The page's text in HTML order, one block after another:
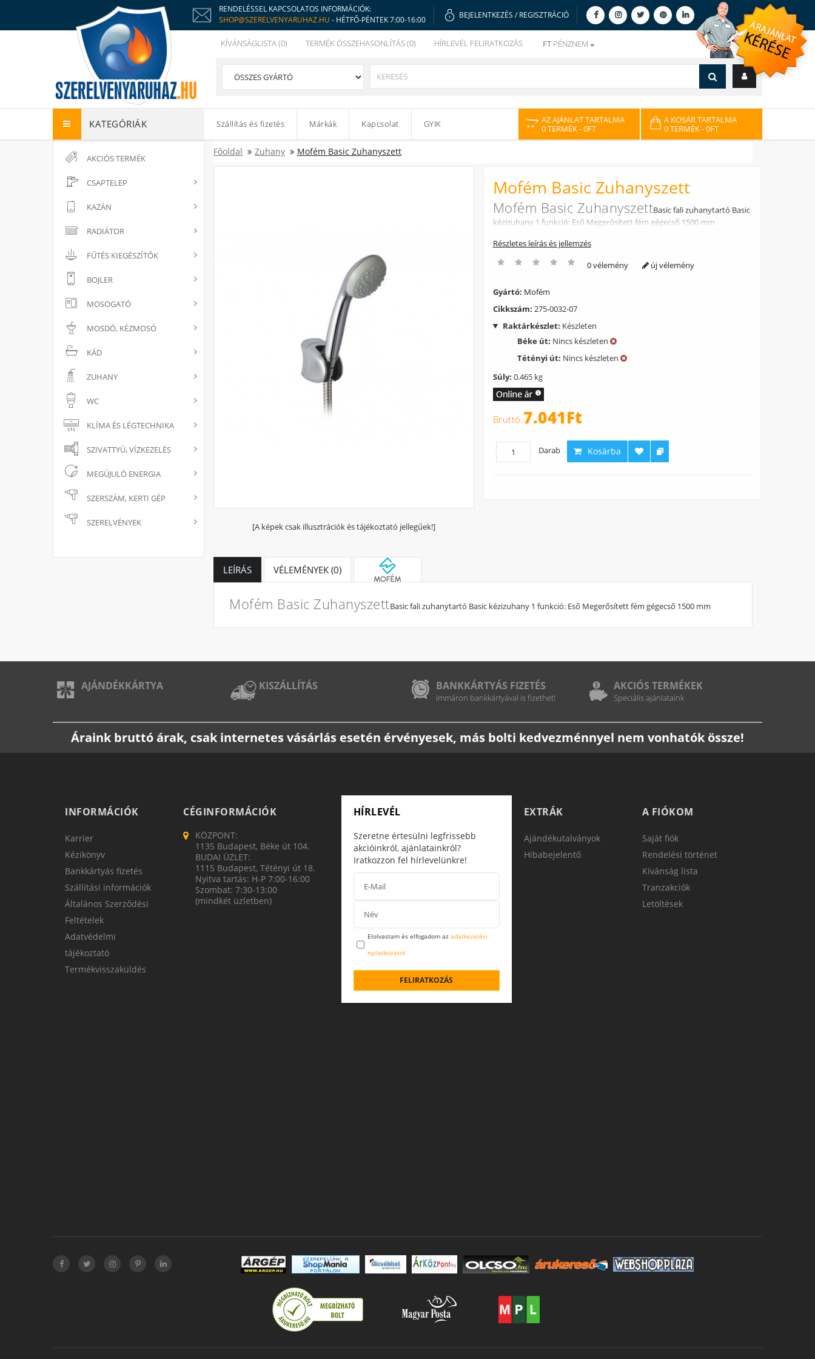
RENDELÉSSEL KAPCSOLATOS INFORMÁCIÓK:
SHOP@SZERELVENYARUHAZ.HU - HÉTFŐ-PÉNTEK 7:00-16:00
BEJELENTKEZÉS / REGISZTRÁCIÓ
KÍVÁNSÁGLISTA (0) TERMÉK ÖSSZEHASONLÍTÁS (0) HÍRLEVÉL FELIRATKOZÁS FT PÉNZNEM
KATEGÓRIÁK Szállítás és fizetés Márkák Kapcsolat GYIK
AZ AJÁNLAT TARTALMA
0 TERMÉK- 0FT
A KOSÁR TARTALMA
0 TERMÉK- 0FT
AKCIÓS TERMÉK
CSAPTELEP
KAZÁN
RADIÁTOR
FŰTÉS KIEGÉSZÍTŐK
BOJLER
MOSOGATÓ
MOSDÓ, KÉZMOSÓ
KÁD
ZUHANY
WC
KLÍMA ÉS LÉGTECHNIKA
SZIVATTYÚ, VÍZKEZELÉS
MEGÚJULÓ ENERGIA
SZERSZÁM, KERTI GÉP
SZERELVÉNYEK
Főoldal Zuhany Mofém Basic Zuhanyszett
[A képek csak illusztrációk és tájékoztató jellegűek!]
Mofém Basic Zuhanyszett
Mofém Basic ZuhanyszettBasic fali zuhanytartó Basic
kézizuhany 1 funkció: Eső Megerősített fém gégecső 1500 mm
Részletes leírás és jellemzés
0 vélemény új vélemény
Gyártó: Mofém
Cikkszám: 275-0032-07
Raktárkészlet: Készleten
Béke út: Nincs készleten
Tétényi út: Nincs készleten
Súly: 0.465 kg
7.041Ft
Darab Kosárba
LEÍRÁS VÉLEMÉNYEK (0)
Mofém Basic ZuhanyszettBasic fali zuhanytartó Basic kézizuhany 1 funkció: Eső Megerősített fém gégecső 1500 mm
AJÁNDÉKKÁRTYA KISZÁLLÍTÁS BANKKÁRTYÁS FIZETÉS
Immáron bankkártyával is fizethet!
AKCIÓS TERMÉKEK
Speciális ajánlataink
Áraink bruttó árak, csak internetes vásárlás esetén érvényesek, más bolti kedvezménnyel nem vonhatók össze!
INFORMÁCIÓK
Karrier
Kézikönyv
Bankkártyás fizetés
Szállítási információk
Általános Szerződési
Feltételek
Adatvédelmi
tájékoztató
Termékvisszaküldés
CÉGINFORMÁCIÓK
KÖZPONT:
1135 Budapest, Béke út 104.
BUDAI ÜZLET:
1115 Budapest, Tétényi út 18.
Nyitva tartás: H-P 7:00-16:00
Szombat: 7:30-13:00
(mindkét üzletben)
HÍRLEVÉL
Szeretne értesülni legfrissebb
akcióinkról, ajánlatainkról?
Iratkozzon fel hírlevelünkre!
Elolvastam és elfogadom az adatkezelési
nyilatkozatot
FELIRATKOZÁS
EXTRÁK
Ajándékutalványok
Hibabejelentő
A FIÓKOM
Saját fiók
Rendelési történet
Kívánság lista
Tranzakciók
Letöltések